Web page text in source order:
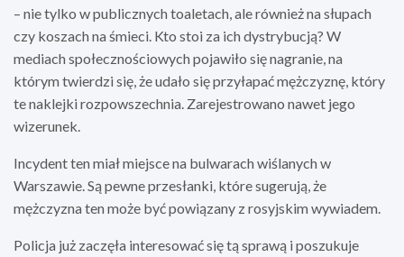
– nie tylko w publicznych toaletach, ale również na słupach
czy koszach na śmieci. Kto stoi za ich dystrybucją? W
mediach społecznościowych pojawiło się nagranie, na
którym twierdzi się, że udało się przyłapać mężczyznę, który
te naklejki rozpowszechnia. Zarejestrowano nawet jego
wizerunek.
Incydent ten miał miejsce na bulwarach wiślanych w
Warszawie. Są pewne przesłanki, które sugerują, że
mężczyzna ten może być powiązany z rosyjskim wywiadem.
Policja już zaczęła interesować się tą sprawą i poszukuje